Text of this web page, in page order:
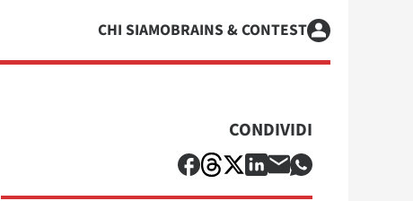
CHI SIAMOBRAINS & CONTEST
CONDIVIDI